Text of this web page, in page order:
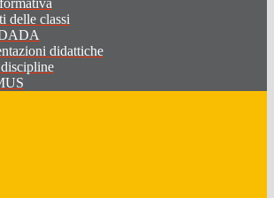
delle classi
didattiche